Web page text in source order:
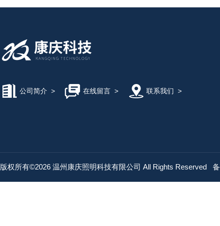
公司简介 > 在线留言> 联系我们 >
版权所有©2026 温州康庆照明科技有限公司 All Rights Reserved